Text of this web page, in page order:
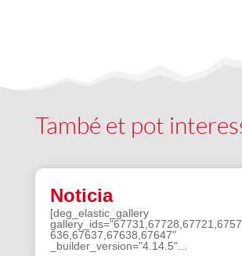
També et pot
Noticia
[deg_elastic_gallery
636,67637,67638,67647"
_builder_version="4.14.5"...